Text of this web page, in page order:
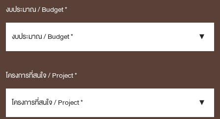
งบประมาณ / Budget *
งบประมาณ / Budget *
โครงการที่สนใจ / Project *
โครงการที่สนใจ / Project *